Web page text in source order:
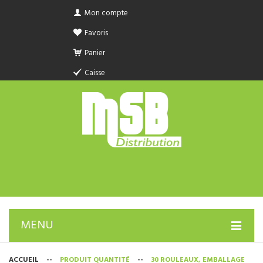
Mon compte
Favoris
Panier
Caisse
MENU
PRODUIT SANITAIRE.COM
ACCUEIL -- PRODUIT QUANTITÉ --
30 ROULEAUX, EMBALLAGE